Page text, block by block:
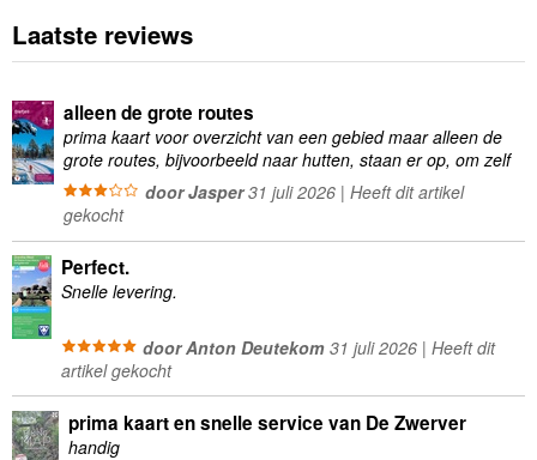
Laatste reviews
alleen de grote routes
prima kaart voor overzicht van een gebied maar alleen de
grote routes, bijvoorbeeld naar hutten, staan er op, om zelf
wandelingen te plannen minder geschikt
door Jasper31 juli 2026 | Heeft dit artikel
gekocht
Perfect.
Snelle levering.
door Anton Deutekom31 juli 2026 | Heeft dit
artikel gekocht
prima kaart en snelle service van De Zwerver
handig